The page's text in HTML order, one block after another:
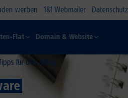
werben 1&1 Webmailer Datenschutz
Flat Domain & Website
für den Alltag